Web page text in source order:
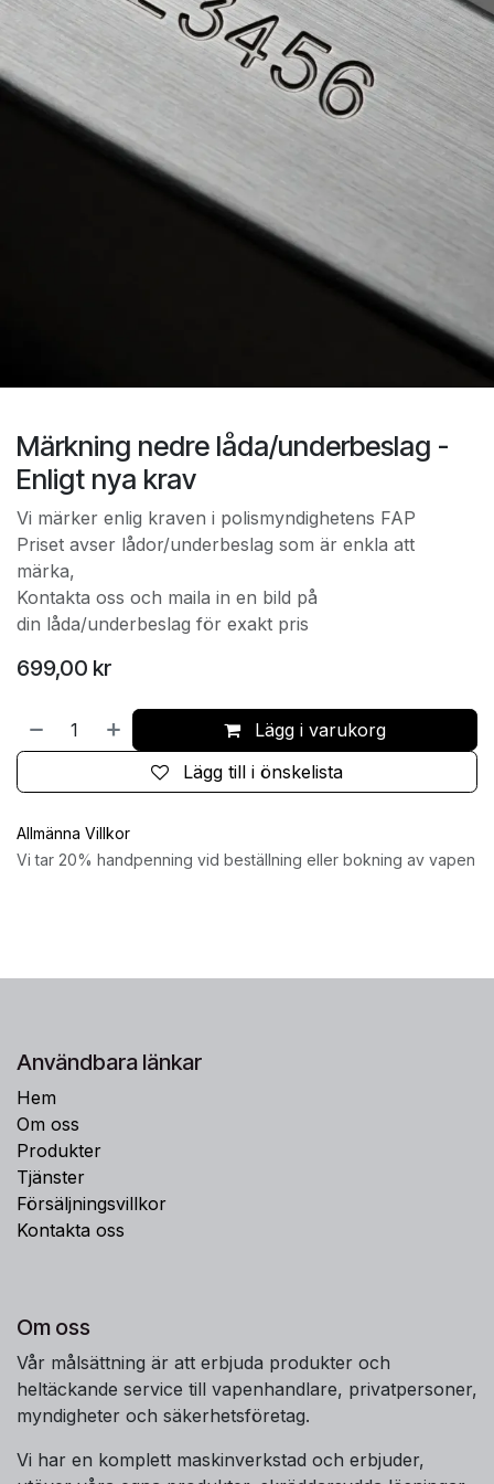
Märkning nedre låda/underbeslag -
Enligt nya krav
Vi märker enlig kraven i polismyndighetens FAP
Priset avser lådor/underbeslag som är enkla att
märka,
Kontakta oss och maila in en bild på
din låda/underbeslag för exakt pris
699,00 kr
Lägg i varukorg
Lägg till i önskelista
Allmänna Villkor
Vi tar 20% handpenning vid beställning eller bokning av vapen
Användbara länkar
Hem
Om oss
Produkter
Tjänster
Försäljningsvillkor
Kontakta oss
Om oss
Vår målsättning är att erbjuda produkter och
heltäckande service till vapenhandlare, privatpersoner,
myndigheter och säkerhetsföretag.
Vi har en komplett maskinverkstad och erbjuder,